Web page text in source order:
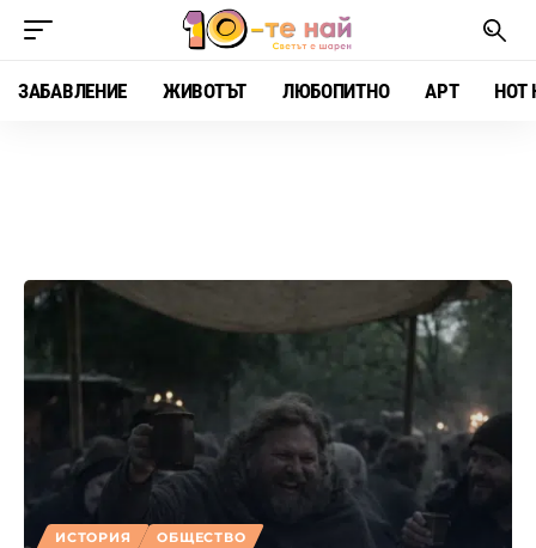
ЗАБАВЛЕНИЕ ЖИВОТЪТ ЛЮБОПИТНО АРТ HOT
ИСТОРИЯ ОБЩЕСТВО